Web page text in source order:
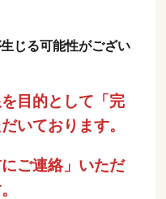
じる可能性がござい
目的として「完
いております。
ご連絡」いただ